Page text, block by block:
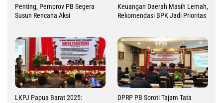
Penting, Pemprov PB Segera
Susun Rencana Aksi
Keuangan Daerah Masih Lemah,
Rekomendasi BPK Jadi Prioritas
LKPJ Papua Barat 2025:
DPRP PB Soroti Tajam Tata